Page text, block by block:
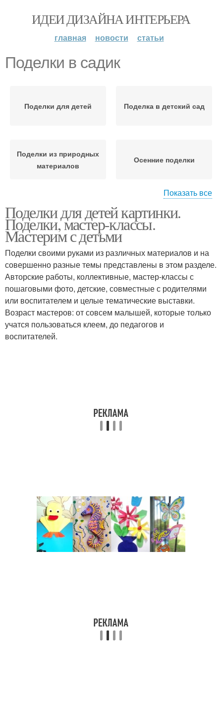
ИДЕИ ДИЗАЙНА ИНТЕРЬЕРА
главная новости статьи
Поделки в садик
Поделки для детей Поделка в детский сад
Поделки из природных
материалов
Осенние поделки
сада
материала
Показать все
Поделки для детей картинки.
Поделки, мастер-классы.
Мастерим с детьми
Поделки своими руками из различных материалов и на
совершенно разные темы представлены в этом разделе.
Авторские работы, коллективные, мастер-классы с
пошаговыми фото, детские, совместные с родителями
или воспитателем и целые тематические выставки.
Возраст мастеров: от совсем малышей, которые только
учатся пользоваться клеем, до педагогов и
воспитателей.